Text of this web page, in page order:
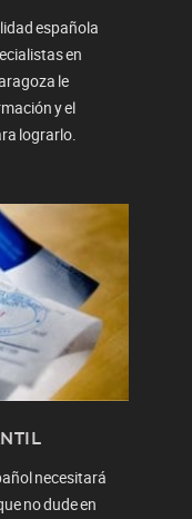
española
en
le
y el
lograrlo.
necesitará
no dude en